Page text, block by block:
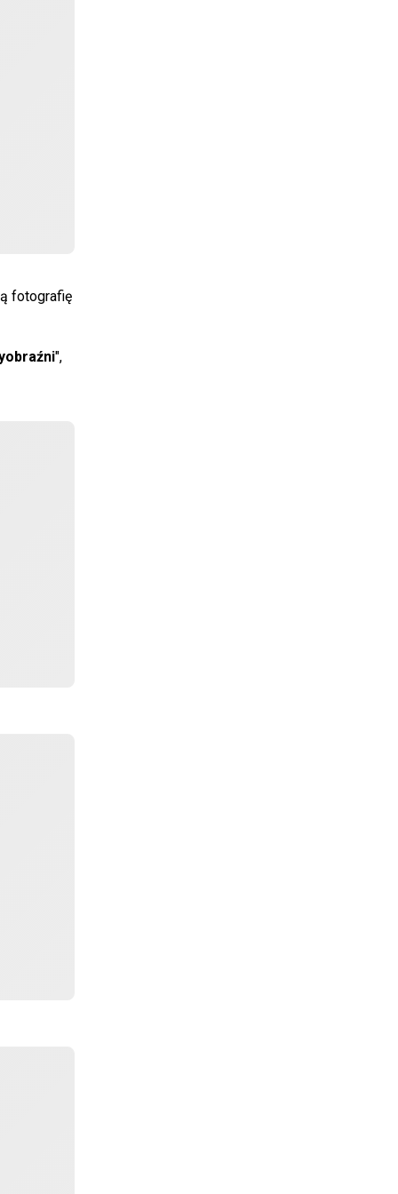
fotografię
",